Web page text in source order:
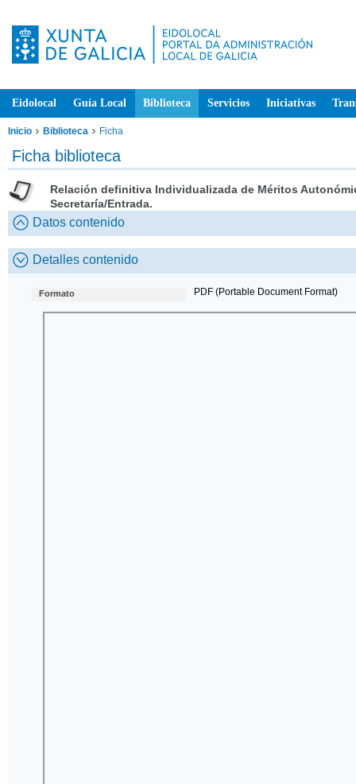
Eidolocal Guía Local Biblioteca Servicios Iniciativas
Inicio Biblioteca Ficha
Ficha biblioteca
Relación definitiva Individualizada de Méritos
Secretaría/Entrada.
Datos contenido
Detalles contenido
Formato PDF (Portable Document Format)